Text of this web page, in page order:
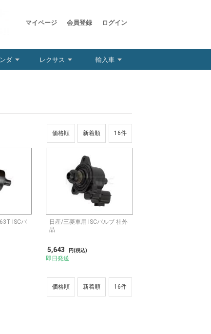
マイページ 会員登録 ログイン
ダ レクサス 輸入車
価格順 新着順
ISCバ
日産/三菱車用 ISCバルブ 社外
品
5,643 円(税込)
即日発送
価格順 新着順